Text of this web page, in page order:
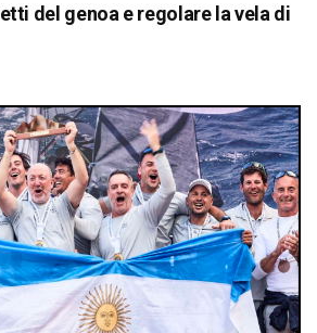
del genoa e regolare la vela di